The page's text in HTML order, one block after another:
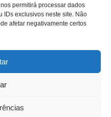
permitirá processar dados
IDs exclusivos neste site. Não
afetar negativamente certos
dietapaleolitica.com.br © 2026 Por